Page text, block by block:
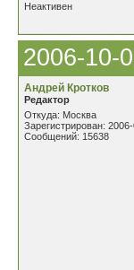
Неактивен
2006-10-
Андрей Кротков
Редактор
Откуда: Москва
Зарегистрирован:
Сообщений: 15638